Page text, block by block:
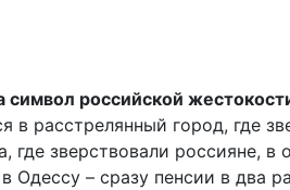
российской
в расстрелянный город, где
где зверствовали россияне, в
– сразу пенсии в два